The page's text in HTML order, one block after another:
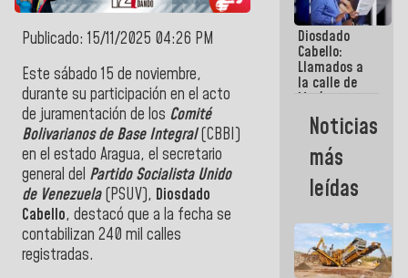
Publicado: 15/11/2025 04:26 PM
Este sábado 15 de noviembre,
durante su participación en el acto
de juramentación de los Comité
Bolivarianos de Base Integral(CBBI)
en el estado Aragua, el secretario
general del Partido Socialista Unido
de Venezuela(PSUV), Diosdado
Cabello, destacó que a la fecha se
contabilizan 240 mil calles
registradas.
puede creer?
¿Y la gente
que ella iba
a salvar en
La Guaira?
Diosdado
Cabello:
Llamados a
la calle de
María
Machado se
estrellaron
de frente
contra el
Pueblo
Noticias
más
leídas